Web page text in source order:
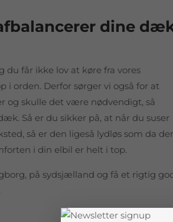
dine
du får ikke lov at køre fra vores
orden. Derfor sørger vi også for at
og skulle det være nødvendigt, så
Så er du sikker på, at når du suser
så er den ligeså lydløs som da
i din elbil er helt i top.
på sydsjælland og få et rigtig